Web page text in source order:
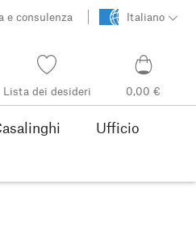
e consulenza Italiano
Lista dei desideri 0,00 €
Ufficio